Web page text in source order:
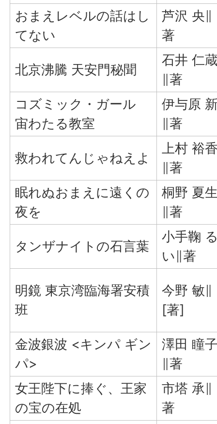
おまえレベルの話はし
てない
芦沢 央∥
著
北京沸騰 天安門秘聞
石井 仁
∥著
コズミック・ガール
宙わたる教室
伊与原
∥著
救われてんじゃねえよ
上村 裕
∥著
眠れぬおまえに遠くの
夜を
桐野 夏
∥著
タンザナイトの石言葉
小手鞠
い∥著
明鏡 東京湾臨海署安積
班
今野 敏∥
[著]
金波銀波 <キンパ ギン
パ>
澤田 瞳
∥著
女王陛下に捧ぐ、王家
の宝の在処
市塔 承∥
著